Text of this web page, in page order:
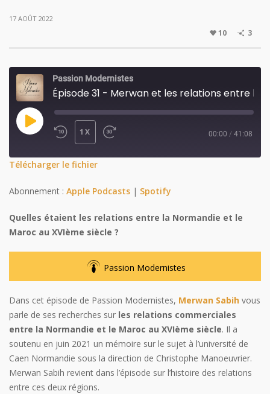
17 AOÛT 2022
10 3
Passion Modernistes
PLAY
10
1X
FORWARD
SECONDS
00:00 / 41:08
SHARE
LINK
Télécharger le fichier
Abonnement : Apple Podcasts | Spotify
Quelles étaient les relations entre la Normandie et le
Maroc au XVIème siècle ?
Passion Modernistes
Dans cet épisode de Passion Modernistes, Merwan Sabih vous
parle de ses recherches sur les relations commerciales
entre la Normandie et le Maroc au XVIème siècle. Il a
soutenu en juin 2021 un mémoire sur le sujet à l’université de
Caen Normandie sous la direction de Christophe Manoeuvrier.
Merwan Sabih revient dans l’épisode sur l’histoire des relations
entre ces deux régions.